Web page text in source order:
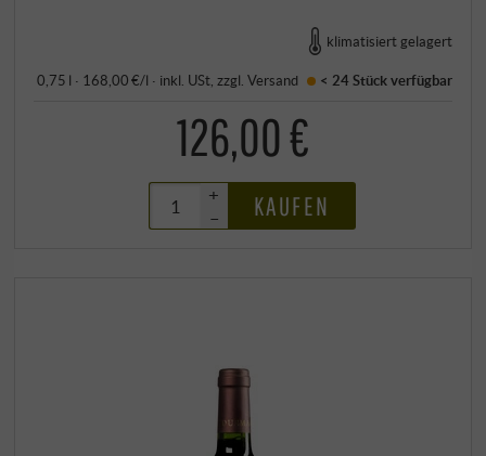
klimatisiert gelagert
0,75 l · 168,00 €/l · inkl. USt , zzgl.Versand < 24 Stückverfügbar
126,00 €
+
–
KAUFEN